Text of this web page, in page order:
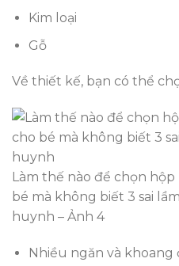
Kim loại
Gỗ
Về thiết kế, bạn có thể
Làm thế nào để chọn
bé mà không biết 3 sai
huynh – Ảnh 4
Nhiều ngăn và